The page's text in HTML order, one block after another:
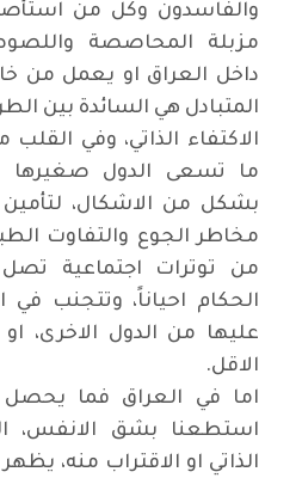
والفاسدون وكل من
مزبلة المحاصصة
داخل العراق او يعمل من
المتبادل هي السائدة بين
الاكتفاء الذاتي، وفي القلب
ما تسعى الدول صغيرها
بشكل من الاشكال،
مخاطر الجوع والتفاوت
من توترات اجتماعية
الحكام احياناً، وتتجنب
عليها من الدول الاخرى،
الاقل.
اما في العراق فما
استطعنا بشق الانفس،
الذاتي او الاقتراب منه،